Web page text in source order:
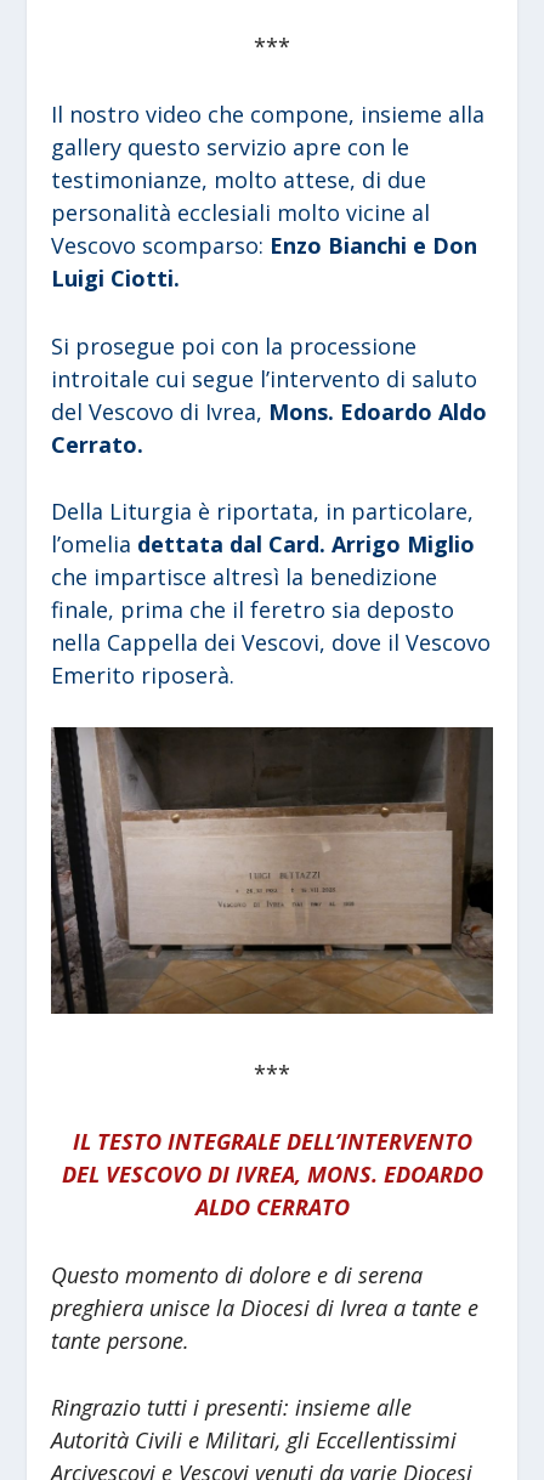
***
Il nostro video che compone, insieme alla
gallery questo servizio apre con le
testimonianze, molto attese, di due
personalità ecclesiali molto vicine al
Vescovo scomparso: Enzo Bianchi e Don
Luigi Ciotti.
Si prosegue poi con la processione
introitale cui segue l’intervento di saluto
del Vescovo di Ivrea, Mons. Edoardo Aldo
Cerrato.
Della Liturgia è riportata, in particolare,
l’omelia dettata dal Card. Arrigo Miglio
che impartisce altresì la benedizione
finale, prima che il feretro sia deposto
nella Cappella dei Vescovi, dove il Vescovo
Emerito riposerà.
***
IL TESTO INTEGRALE DELL’INTERVENTO
DEL VESCOVO DI IVREA, MONS. EDOARDO
ALDO CERRATO
Questo momento di dolore e di serena
preghiera unisce la Diocesi di Ivrea a tante e
tante persone.
Ringrazio tutti i presenti: insieme alle
Autorità Civili e Militari, gli Eccellentissimi
Arcivescovi e Vescovi venuti da varie Diocesi